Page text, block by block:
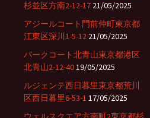
杉並区方南2-12-17 21/05/2025
アジールコート門前仲町東京都
江東区深川1-5-12 21/05/2025
パークコート北青山東京都港区
北青山2-12-4019/05/2025
ルジェンテ西日暮里東京都荒川
区西日暮里6-53-1 17/05/2025